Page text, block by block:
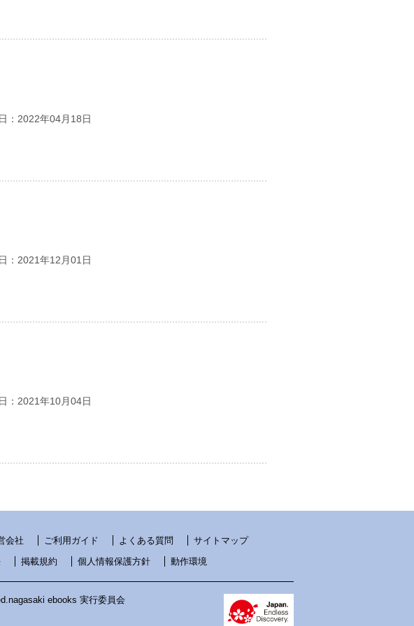
：2022年04月18日
：2021年12月01日
：2021年10月04日
会社 ご利用ガイド よくある質問
サイトマップ
掲載規約 個人情報保護方針 動作環境
ebooks 実行委員会